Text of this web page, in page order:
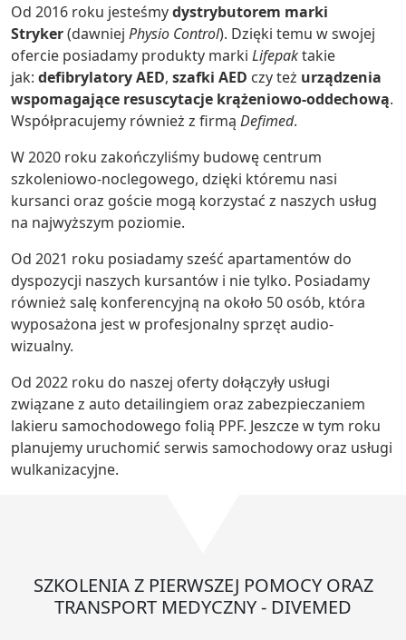
Od 2016 roku jesteśmydystrybutorem marki
Stryker(dawniej Physio Control). Dzięki temu w swojej
ofercie posiadamy produkty marki Lifepaktakie
jak: defibrylatory AED, szafki AED czy też urządzenia
wspomagające resuscytacje krążeniowo-oddechową.
Współpracujemy również z firmą Defimed.
W 2020 roku zakończyliśmy budowę centrum
szkoleniowo-noclegowego, dzięki któremu nasi
kursanci oraz goście mogą korzystać z naszych usług
na najwyższym poziomie.
Od 2021 roku posiadamy sześć apartamentów do
dyspozycji naszych kursantów i nie tylko. Posiadamy
również salę konferencyjną na około 50 osób, która
wyposażona jest w profesjonalny sprzęt audio-
wizualny.
Od 2022 roku do naszej oferty dołączyły usługi
związane z auto detailingiem oraz zabezpieczaniem
lakieru samochodowego folią PPF. Jeszcze w tym roku
planujemy uruchomić serwis samochodowy oraz usługi
wulkanizacyjne.
SZKOLENIA Z PIERWSZEJ POMOCY ORAZ
TRANSPORT MEDYCZNY - DIVEMED